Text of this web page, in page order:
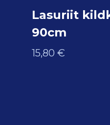
Lasuriit
90cm
15,80 €